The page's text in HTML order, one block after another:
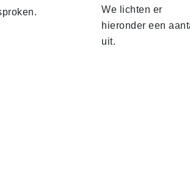
We lichten er
hieronder een
uit.